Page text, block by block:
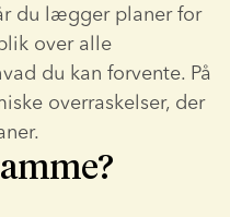
du lægger planer for
over alle
du kan forvente. På
overraskelser, der